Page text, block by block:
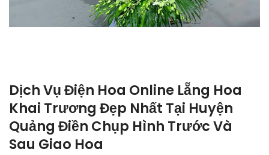
Dịch Vụ Điện Hoa Online Lẵng Hoa
Khai Trương Đẹp Nhất Tại Huyện
Quảng Điền Chụp Hình Trước Và
Sau Giao Hoa